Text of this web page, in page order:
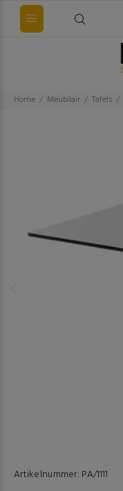
Home Meubilair Tafels
Artikelnummer: PA/1111